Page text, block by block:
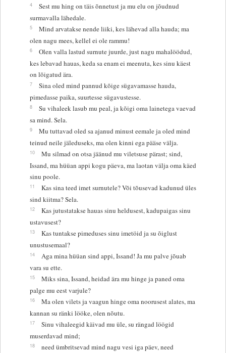
4
Sest mu hing on täis õnnetust ja mu elu on jõudnud
surmavalla lähedale.
5
Mind arvatakse nende liiki, kes lähevad alla hauda; ma
olen nagu mees, kellel ei ole rammu!
6
Olen valla lastud surnute juurde, just nagu mahalöödud,
kes lebavad hauas, keda sa enam ei meenuta, kes sinu käest
on lõigatud ära.
7
Sina oled mind pannud kõige sügavamasse hauda,
pimedasse paika, suurtesse sügavustesse.
8
Su vihaleek lasub mu peal, ja kõigi oma lainetega vaevad
sa mind. Sela.
9
Mu tuttavad oled sa ajanud minust eemale ja oled mind
teinud neile jäleduseks, ma olen kinni ega pääse välja.
10
Mu silmad on otsa jäänud mu viletsuse pärast; sind,
Issand, ma hüüan appi kogu päeva, ma laotan välja oma käed
sinu poole.
11
Kas sina teed imet surnutele? Või tõusevad kadunud üles
sind kiitma? Sela.
12
Kas jutustatakse hauas sinu heldusest, kadupaigas sinu
ustavusest?
13
Kas tuntakse pimeduses sinu imetöid ja su õiglust
unustusemaal?
14
Aga mina hüüan sind appi, Issand! Ja mu palve jõuab
vara su ette.
15
Miks sina, Issand, heidad ära mu hinge ja paned oma
palge mu eest varjule?
16
Ma olen vilets ja vaagun hinge oma noorusest alates, ma
kannan su ränki lööke, olen nõutu.
17
Sinu vihaleegid käivad mu üle, su rängad löögid
muserdavad mind;
18
need ümbritsevad mind nagu vesi iga päev, need